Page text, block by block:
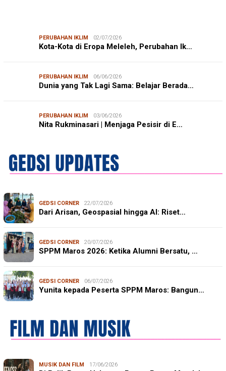
PERUBAHAN IKLIM 02/07/2026
Kota-Kota di Eropa Meleleh, Perubahan Ik…
PERUBAHAN IKLIM 06/06/2026
Dunia yang Tak Lagi Sama: Belajar Berada…
PERUBAHAN IKLIM 03/06/2026
Nita Rukminasari | Menjaga Pesisir di E…
GEDSI CORNER 22/07/2026
Dari Arisan, Geospasial hingga AI: Riset…
GEDSI CORNER 20/07/2026
SPPM Maros 2026: Ketika Alumni Bersatu, …
GEDSI CORNER 06/07/2026
Yunita kepada Peserta SPPM Maros: Bangun…
MUSIK DAN FILM 17/06/2026